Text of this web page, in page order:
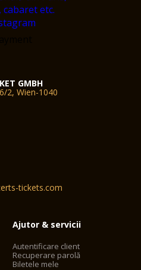
GMBH
2, Wien-1040
tickets.com
Ajutor & servicii
Autentificare client
Recuperare parolă
Biletele mele